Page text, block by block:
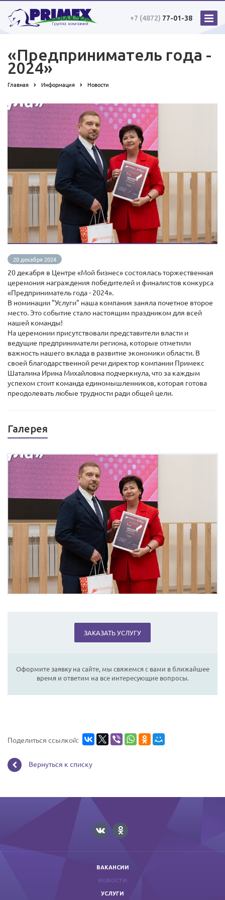
+7 (4872) 77-01-38
«Предприниматель года -
2024»
Главная Информация Новости
20 декабря 2024
20 декабря в Центре «Мой бизнес» состоялась торжественная
церемония награждения победителей и финалистов конкурса
«Предприниматель года - 2024».
В номинации "Услуги" наша компания заняла почетное второе
место. Это событие стало настоящим праздником для всей
нашей команды!
На церемонии присутствовали представители власти и
ведущие предприниматели региона, которые отметили
важность нашего вклада в развитие экономики области. В
своей благодарственной речи директор компании Примекс
Шаталина Ирина Михайловна подчеркнула, что за каждым
успехом стоит команда единомышленников, которая готова
преодолевать любые трудности ради общей цели.
Галерея
ЗАКАЗАТЬ УСЛУГУ
Оформите заявку на сайте, мы свяжемся с вами в ближайшее
время и ответим на все интересующие вопросы.
Поделиться ссылкой:
Вернуться к списку
ВАКАНСИИ
НОВОСТИ
УСЛУГИ